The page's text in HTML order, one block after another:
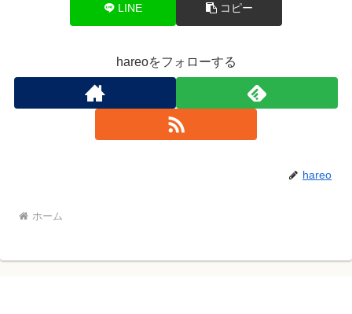
LINE コピー
hareoをフォローする
hareo
ホーム